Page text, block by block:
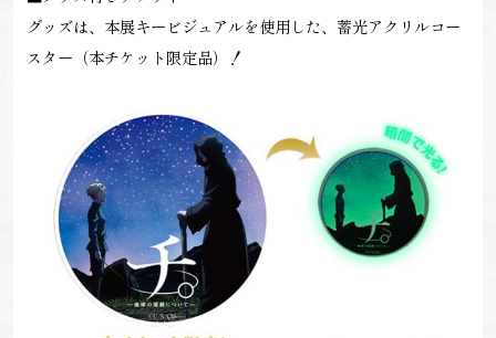
グッズは、本展キービジュアルを使用した、蓄光アクリルコー
スター（本チケット限定品）！